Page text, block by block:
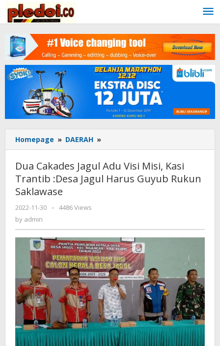
content
Homepage » DAERAH »
Cakades
Jagul
Adu
Visi
Jagul
Harus
Guyub
Rukun
Saklawase
Dua Cakades Jagul Adu Visi Misi, Kasi
Trantib :Desa Jagul Harus Guyub Rukun
Saklawase
2022-11-30
by
-
4486 Views
by admin